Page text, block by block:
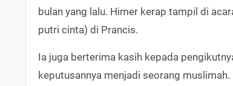
bulan yang lalu. Himer kerap tampil di
putri cinta) di Prancis.
Ia juga berterima kasih kepada
keputusannya menjadi seorang muslimah.